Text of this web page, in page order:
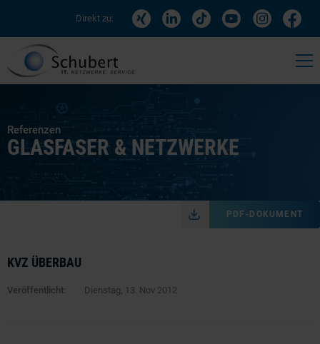
Direkt zu:
Referenzen
GLASFASER & NETZWERKE
PDF-DOKUMENT
KVZ ÜBERBAU
Veröffentlicht: Dienstag, 13. Nov 2012